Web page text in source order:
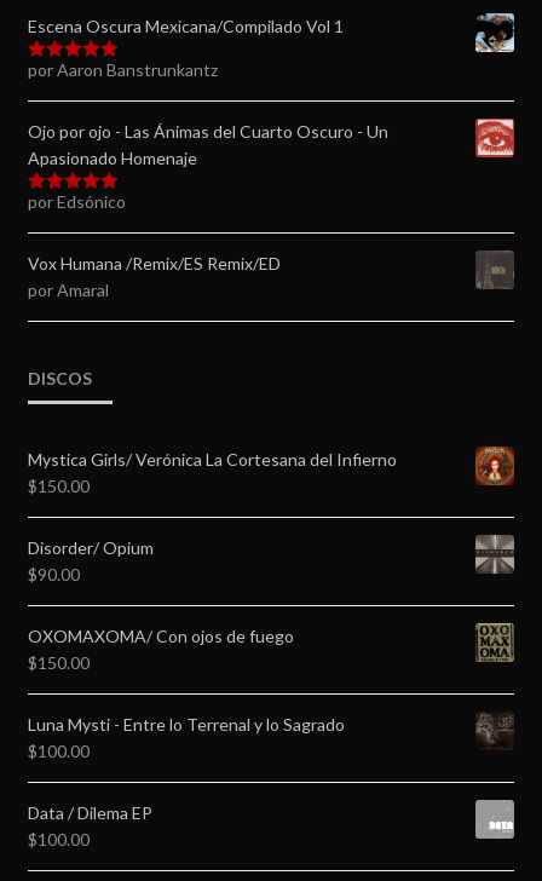
Escena Oscura Mexicana/Compilado Vol 1
Valorado en
por Aaron Banstrunkantz
Ojo por ojo - Las Ánimas del Cuarto Oscuro - Un
Apasionado Homenaje
Valorado en
por Edsónico
Vox Humana /Remix/ES Remix/ED
por Amaral
DISCOS
Mystica Girls/ Verónica La Cortesana del Infierno
$150.00
Disorder/ Opium
$90.00
OXOMAXOMA/ Con ojos de fuego
$150.00
Luna Mysti - Entre lo Terrenal y lo Sagrado
$100.00
Data / Dilema EP
$100.00